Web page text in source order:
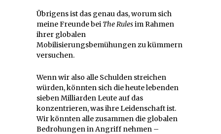
Übrigens ist das genau das, worum sich
meine Freunde bei The Rulesim Rahmen
ihrer globalen
Mobilisierungsbemühungen zu kümmern
versuchen.
Wenn wir also alle Schulden streichen
würden, könnten sich die heute lebenden
sieben Milliarden Leute auf das
konzentrieren, was ihre Leidenschaft ist.
Wir könnten alle zusammen die globalen
Bedrohungen in Angriff nehmen –